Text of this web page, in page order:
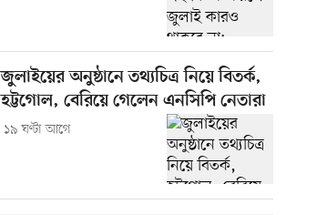
জুলাইয়ের অনুষ্ঠানে তথ্যচিত্র নিয়ে বিতর্ক,
হট্টগোল, বেরিয়ে গেলেন এনসিপি নেতারা
১৯ ঘণ্টা আগে